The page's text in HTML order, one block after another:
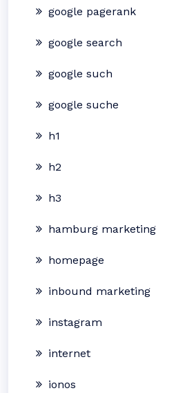
google pagerank
google search
google such
google suche
h1
h2
h3
hamburg marketing
homepage
inbound marketing
instagram
internet
ionos